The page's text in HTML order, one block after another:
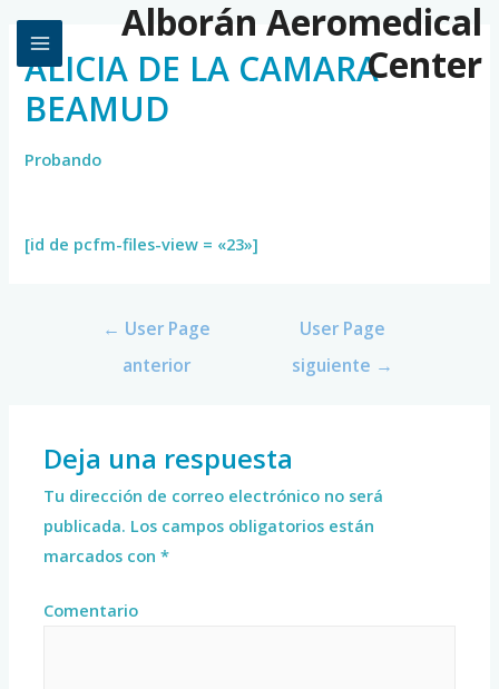
Alborán Aeromedical
Center
ALICIA DE LA CAMARA
BEAMUD
Probando
[id de pcfm-files-view = «23»]
← User Page
anterior
User Page
siguiente →
Deja una respuesta
Tu dirección de correo electrónico no será
publicada. Los campos obligatorios están
marcados con*
Comentario